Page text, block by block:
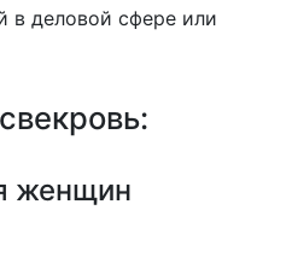
в деловой сфере или
женщин